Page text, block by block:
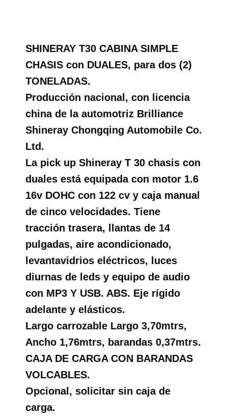
SHINERAY T30 CABINA SIMPLE
CHASIS con DUALES, para dos (2)
TONELADAS.
Producción nacional, con licencia
china de la automotriz Brilliance
Shineray Chongqing Automobile Co.
Ltd.
La pick up Shineray T 30 chasis con
duales está equipada con motor 1.6
16v DOHC con 122 cv y caja manual
de cinco velocidades. Tiene
tracción trasera, llantas de 14
pulgadas, aire acondicionado,
levantavidrios eléctricos, luces
diurnas de leds y equipo de audio
con MP3 Y USB. ABS. Eje rígido
adelante y elásticos.
Largo carrozable Largo 3,70mtrs,
Ancho 1,76mtrs, barandas 0,37mtrs.
CAJA DE CARGA CON BARANDAS
VOLCABLES.
Opcional, solicitar sin caja de
carga.